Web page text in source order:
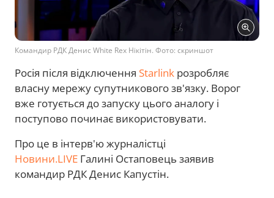
Командир РДК Денис White Rex Нікітін. Фото: скриншот
Росія після відключення Starlink розробляє
власну мережу супутникового зв'язку. Ворог
вже готується до запуску цього аналогу і
поступово починає використовувати.
Про це в інтерв'ю журналістці
Новини.LIVE Галині Остаповець заявив
командир РДК Денис Капустін.